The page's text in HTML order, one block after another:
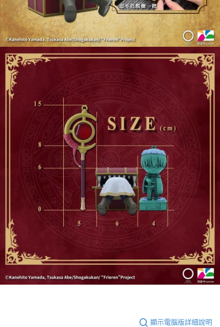
顯示電腦版詳細說明